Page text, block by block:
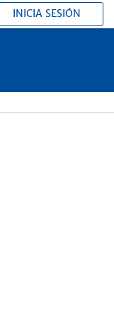
INICIA SESIÓN